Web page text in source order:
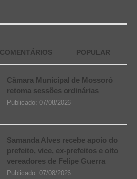
COMENTÁRIOS POPULAR
Câmara Municipal de Mossoró
retoma sessões ordinárias
Publicado: 07/08/2026
Samanda Alves recebe apoio do
prefeito, vice, ex-prefeitos e oito
vereadores de Felipe Guerra
Publicado: 07/08/2026